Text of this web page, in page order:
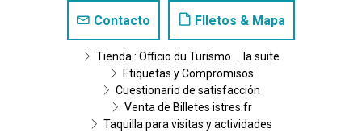
Contacto Flletos & Mapa
Tienda : Officio du Turismo ... la suite
Etiquetas y Compromisos
Cuestionario de satisfacción
Venta de Billetes istres.fr
Taquilla para visitas y actividades